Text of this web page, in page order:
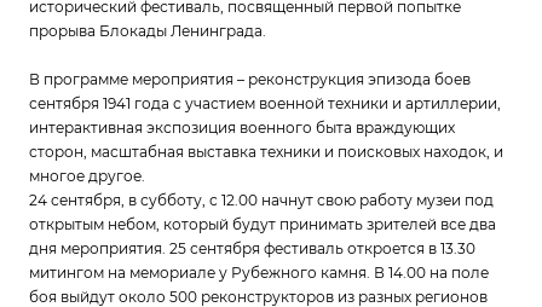
исторический фестиваль, посвященный первой попытке
прорыва Блокады Ленинграда.
В программе мероприятия – реконструкция эпизода боев
сентября 1941 года с участием военной техники и артиллерии,
интерактивная экспозиция военного быта враждующих
сторон, масштабная выставка техники и поисковых находок, и
многое другое.
24 сентября, в субботу, с 12.00 начнут свою работу музеи под
открытым небом, который будут принимать зрителей все два
дня мероприятия. 25 сентября фестиваль откроется в 13.30
митингом на мемориале у Рубежного камня. В 14.00 на поле
боя выйдут около 500 реконструкторов из разных регионов